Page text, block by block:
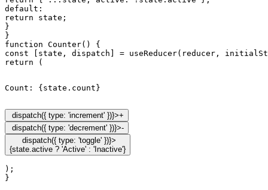
default:
return state;
}
}
function Counter() {
const [state, dispatch] = useReducer(reducer,
Count: {state.count}
dispatch({ type: 'increment' })}>+
dispatch({ type: 'decrement' })}>-
dispatch({ type: 'toggle' })}>
);